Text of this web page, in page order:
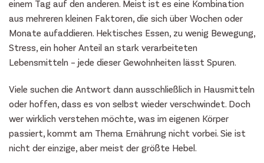
einem Tag auf den anderen. Meist ist es eine Kombination
aus mehreren kleinen Faktoren, die sich über Wochen oder
Monate aufaddieren. Hektisches Essen, zu wenig Bewegung,
Stress, ein hoher Anteil an stark verarbeiteten
Lebensmitteln – jede dieser Gewohnheiten lässt Spuren.
Viele suchen die Antwort dann ausschließlich in Hausmitteln
oder hoffen, dass es von selbst wieder verschwindet. Doch
wer wirklich verstehen möchte, was im eigenen Körper
passiert, kommt am Thema Ernährung nicht vorbei. Sie ist
nicht der einzige, aber meist der größte Hebel.